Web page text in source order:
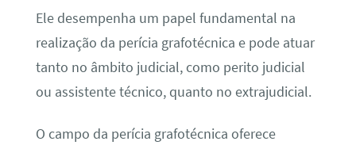
Ele desempenha um papel fundamental na
realização da perícia grafotécnica e pode atuar
tanto no âmbito judicial, como perito judicial
ou assistente técnico, quanto no extrajudicial.
O campo da perícia grafotécnica oferece